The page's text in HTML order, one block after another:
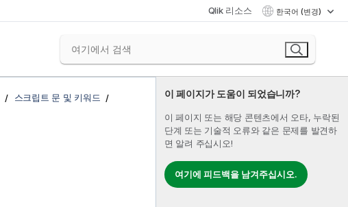
Qlik 리소스 한국어 (변경)
이 페이지가 도움이 되었습니까?
이 페이지 또는 해당 콘텐츠에서 오타, 누락된
단계 또는 기술적 오류와 같은 문제를 발견하
면 알려 주십시오!
여기에 피드백을 남겨주십시오.
스크립트 문 및 키워드